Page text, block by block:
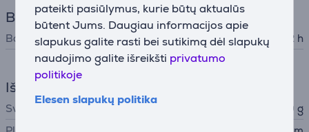
pateikti pasiūlymus, kurie būtų aktualūs
būtent Jums. Daugiau informacijos apie
slapukus galite rasti bei sutikimą dėl slapukų
naudojimo galite išreikšti privatumo
politikoje
Elesen slapukų politika
Baterija
Baterijos veikimo laikas 12 h
Išmatavimai
Svoris
650 g